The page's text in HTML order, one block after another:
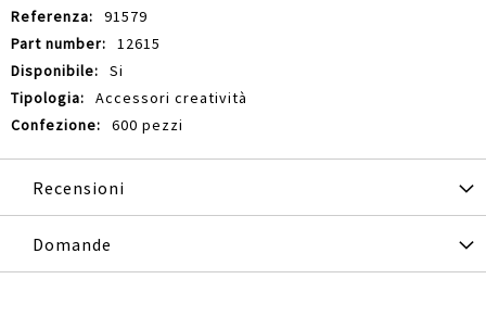
91579
12615
Si
Accessori creatività
600 pezzi
Recensioni
Domande